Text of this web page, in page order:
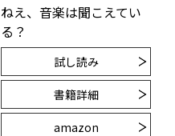
ねえ、音楽は聞こえてい
る？
試し読み
書籍詳細
amazon